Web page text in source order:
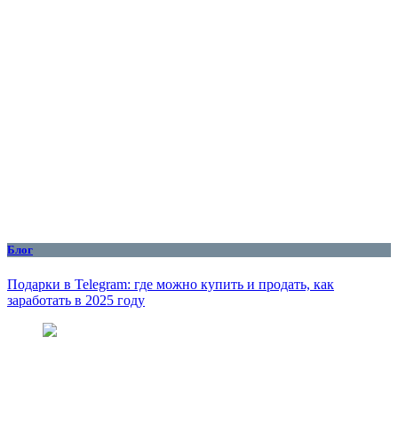
Блог
Подарки в Telegram: где можно купить и продать, как
заработать в 2025 году